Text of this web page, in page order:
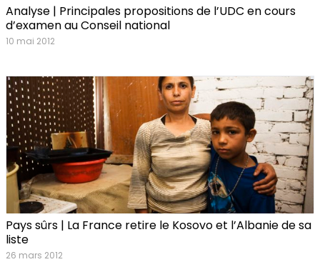
Analyse | Principales propositions de l’UDC en cours
d’examen au Conseil national
10 mai 2012
Pays sûrs | La France retire le Kosovo et l’Albanie de sa
liste
26 mars 2012